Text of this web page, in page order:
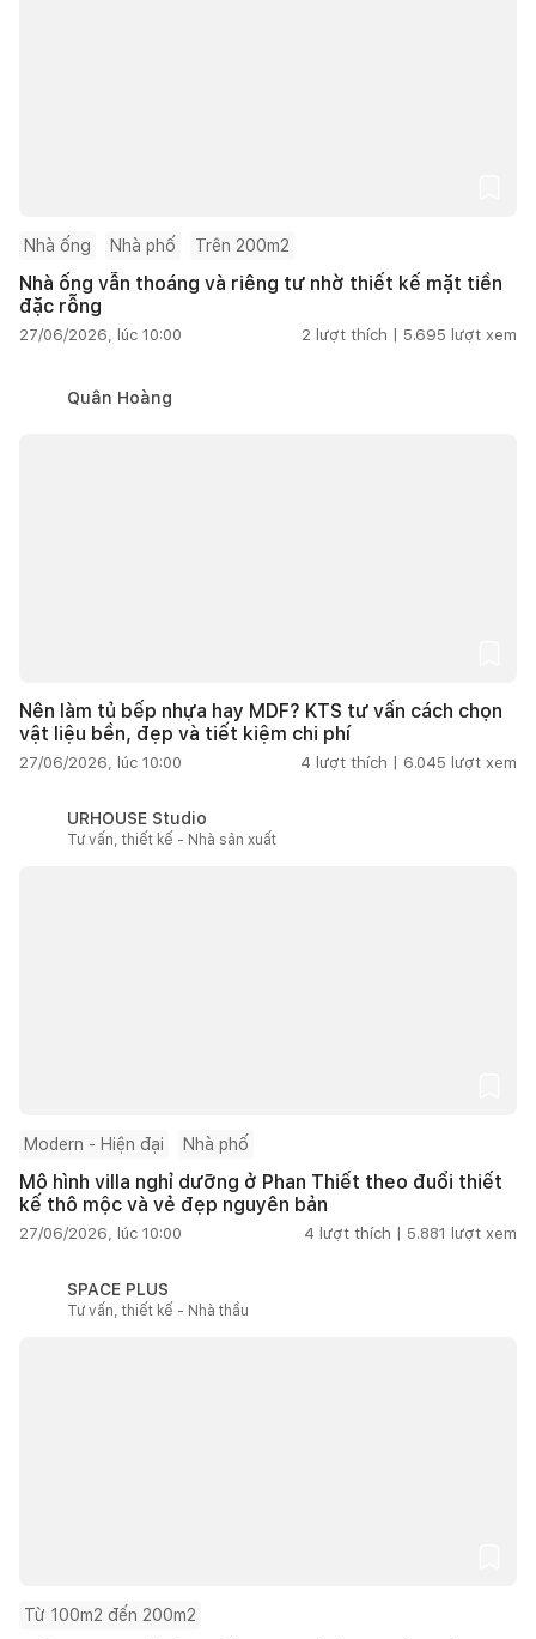
Nhà ống Nhà phố Trên 200m2
Nhà ống vẫn thoáng và riêng tư nhờ thiết kế mặt tiền
đặc rỗng
27/06/2026, lúc 10:00 2 lượt thích | 5.695 lượt xem
Quân Hoàng
Nên làm tủ bếp nhựa hay MDF? KTS tư vấn cách chọn
vật liệu bền, đẹp và tiết kiệm chi phí
27/06/2026, lúc 10:00 4 lượt thích | 6.045 lượt xem
URHOUSE Studio
Tư vấn, thiết kế - Nhà sản xuất
Modern - Hiện đại Nhà phố
Mô hình villa nghỉ dưỡng ở Phan Thiết theo đuổi thiết
kế thô mộc và vẻ đẹp nguyên bản
27/06/2026, lúc 10:00 4 lượt thích | 5.881 lượt xem
SPACE PLUS
Tư vấn, thiết kế - Nhà thầu
Từ 100m2 đến 200m2